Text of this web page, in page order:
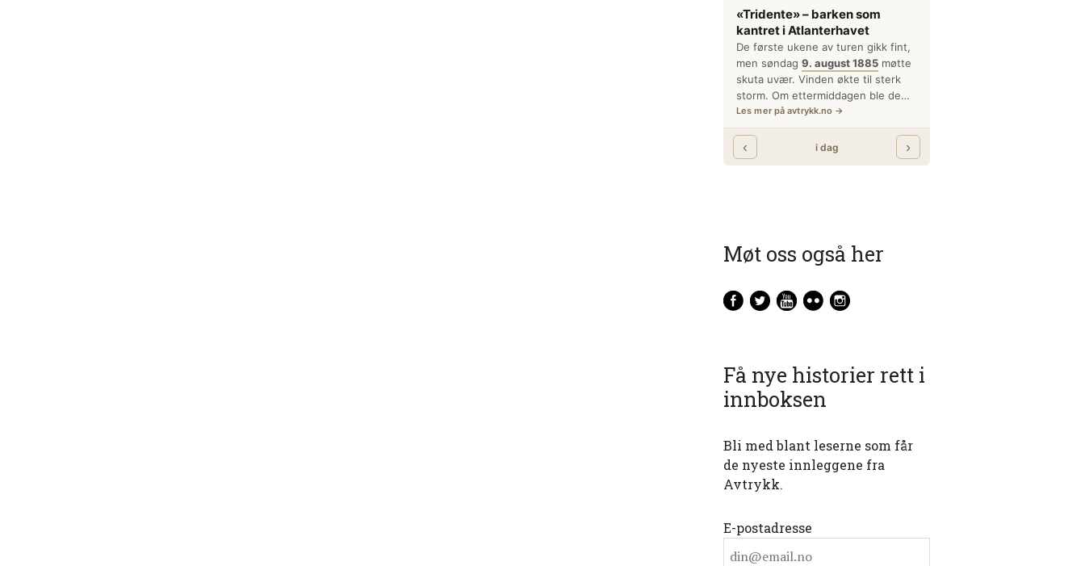
Møt oss også her
Få nye historier rett i
innboksen
Bli med blant leserne som får
de nyeste innleggene fra
Avtrykk.
E-postadresse